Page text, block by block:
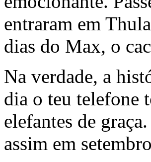
entraram em
dias do Max, o
Na verdade, a
dia o teu telefone
elefantes de
assim em